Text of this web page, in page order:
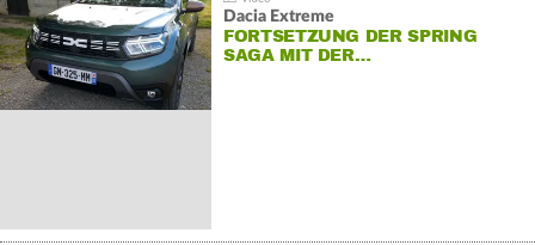
Dacia Extreme
FORTSETZUNG DER SPRING
SAGA MIT DER…